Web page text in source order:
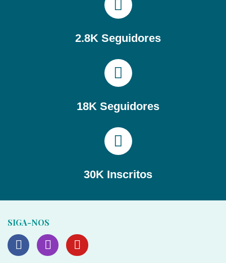
2.8K Seguidores
18K Seguidores
30K Inscritos
SIGA-NOS